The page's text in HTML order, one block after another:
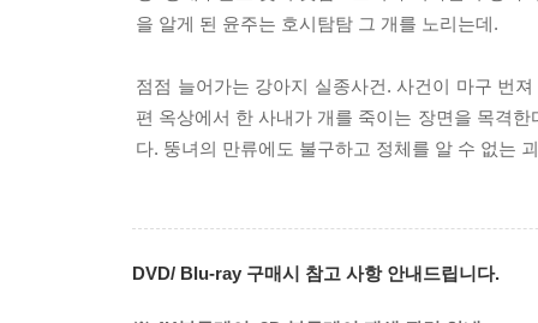
을 알게 된 윤주는 호시탐탐 그 개를 노리는데.
점점 늘어가는 강아지 실종사건. 사건이 마구 번
편 옥상에서 한 사내가 개를 죽이는 장면을 목격
다. 뚱녀의 만류에도 불구하고 정체를 알 수 없는
DVD/ Blu-ray 구매시 참고 사항 안내드립니다.